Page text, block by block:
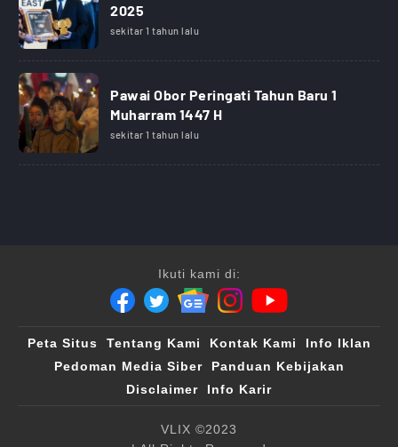
2025
sekitar 1 tahun lalu
Pawai Obor Peringati Tahun Baru 1
Muharram 1447 H
sekitar 1 tahun lalu
Ikuti kami di:
Peta Situs Tentang Kami Kontak Kami
Info Iklan
Pedoman Media Siber
Panduan Kebijakan
Disclaimer
Info Karir
VLIX ©2023